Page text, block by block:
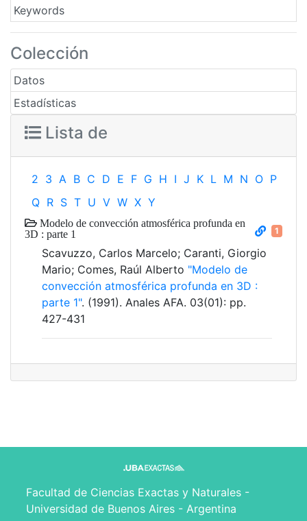
Keywords
Colección
Datos
Estadísticas
Lista de
2 3 A B C D E F G H I J K L M N O P
Q R S T U V W X Y
Modelo de convección atmosférica profunda en
3D : parte 1
1
Scavuzzo, Carlos Marcelo; Caranti, Giorgio
Mario; Comes, Raúl Alberto "Modelo de
convección atmosférica profunda en 3D :
parte 1". (1991). Anales AFA. 03(01): pp.
427-431
Facultad de Ciencias Exactas y Naturales -
Universidad de Buenos Aires - Argentina